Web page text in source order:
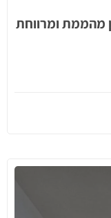
מהממת ומרווחת